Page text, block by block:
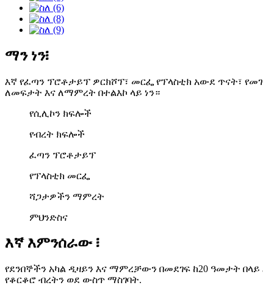
ማን ነን፧
እኛ የፈጣን ፕሮቶታይፕ ዎርክሾፕ፣ መርፌ የፕላስቲክ አውደ ጥናት፣
ለመፍታት እና ለማምረት በተልእኮ ላይ ነን።
የሲሊኮን ክፍሎች
የብረት ክፍሎች
ፈጣን ፕሮቶታይፕ
የፕላስቲክ መርፌ
ሻጋታዎችን ማምረት
ምህንድስና
እኛ እምንሰራው ፧
የደንበኞችን አካል ዲዛይን እና ማምረቻውን በመደገፍ ከ20 ዓመታት
የቆርቆሮ ብረትን ወደ ውስጥ ማስገባት.